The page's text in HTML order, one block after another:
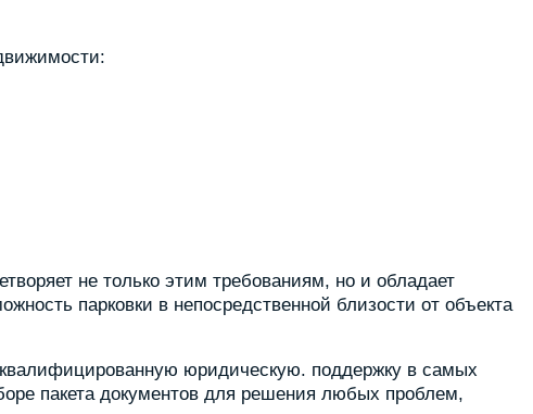
не только этим требованиям, но и обладает
парковки в непосредственной близости от объекта
юридическую. поддержку в самых
пакета документов для решения любых проблем,